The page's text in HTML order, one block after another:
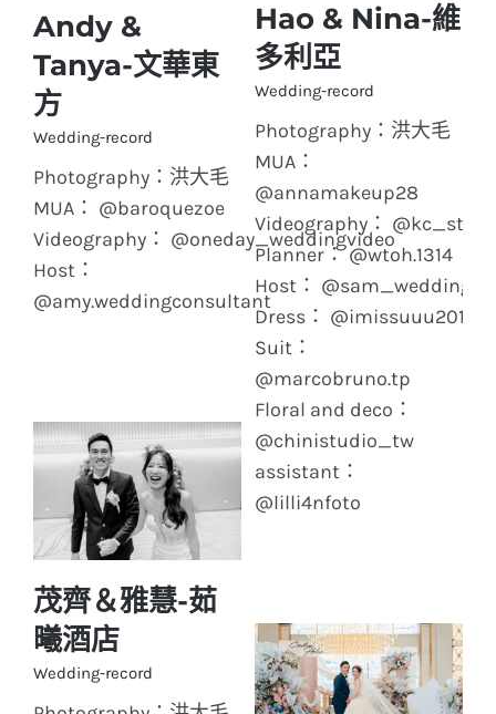
Hao & Nina-維多利
Hao & Nina-維
多利亞
Wedding-record
Photography：洪大毛
MUA：
@annamakeup28
Videography：
Planner： @wtoh.1314
Host：
Dress： @imissuuu2018
Suit：
@marcobruno.tp
Floral and deco：
@chinistudio_tw
assistant：
@lilli4nfoto
Andy & Tanya-文華
東方
Andy &
Tanya-文華東
方
Wedding-record
Photography：洪大毛
MUA： @baroquezoe
Videography： @oneday_weddingvideo
Host：
@amy.weddingconsultant
茂齊＆雅慧-茹曦酒店
茂齊＆雅慧-茹
曦酒店
Wedding-record